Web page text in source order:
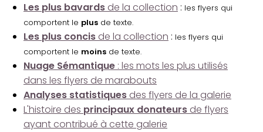
Les plus bavards de la collection : les flyers qui
comportent le plus de texte.
Les plus concis de la collection : les flyers qui
comportent le moins de texte.
Nuage Sémantique : les mots les plus utilisés
dans les flyers de marabouts
Analyses statistiques des flyers de la galerie
L'histoire des principaux donateurs de flyers
ayant contribué à cette galerie